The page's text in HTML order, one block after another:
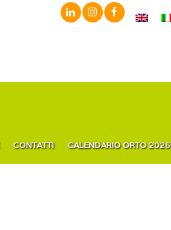
CONTATTI CALENDARIO ORTO 2026